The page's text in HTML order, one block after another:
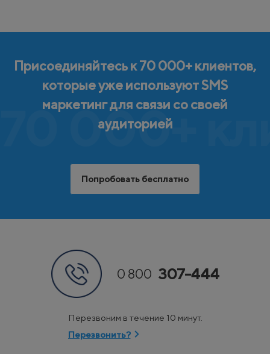
70 000+
Присоединяйтесь к 70 000+ клиентов,
которые уже используют SMS
маркетинг для связи со своей
аудиторией
Попробовать бесплатно
0 800 307-444
Перезвоним в течение 10 минут.
Перезвонить?